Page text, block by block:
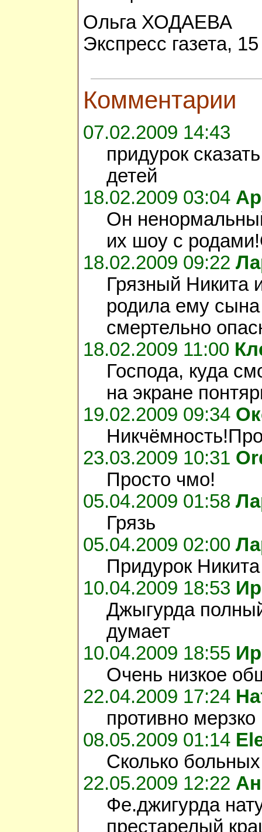
Ольга ХОДАЕВА
Экспресс газета,
Комментарии
07.02.2009 14:43
придурок
детей
18.02.2009 03:04
Он
их шоу с
18.02.2009 09:22
Грязный Никита
родила ему
смертельно
18.02.2009 11:00
Господа, куда
на экране
19.02.2009 09:34
23.03.2009 10:31
Просто чмо!
05.04.2009 01:58
Грязь
05.04.2009 02:00
Придурок
10.04.2009 18:53
Джыгурда
думает
10.04.2009 18:55
Очень низкое
22.04.2009 17:24
противно
08.05.2009 01:14
Сколько
22.05.2009 12:22
Фе.джигурда
престарелый